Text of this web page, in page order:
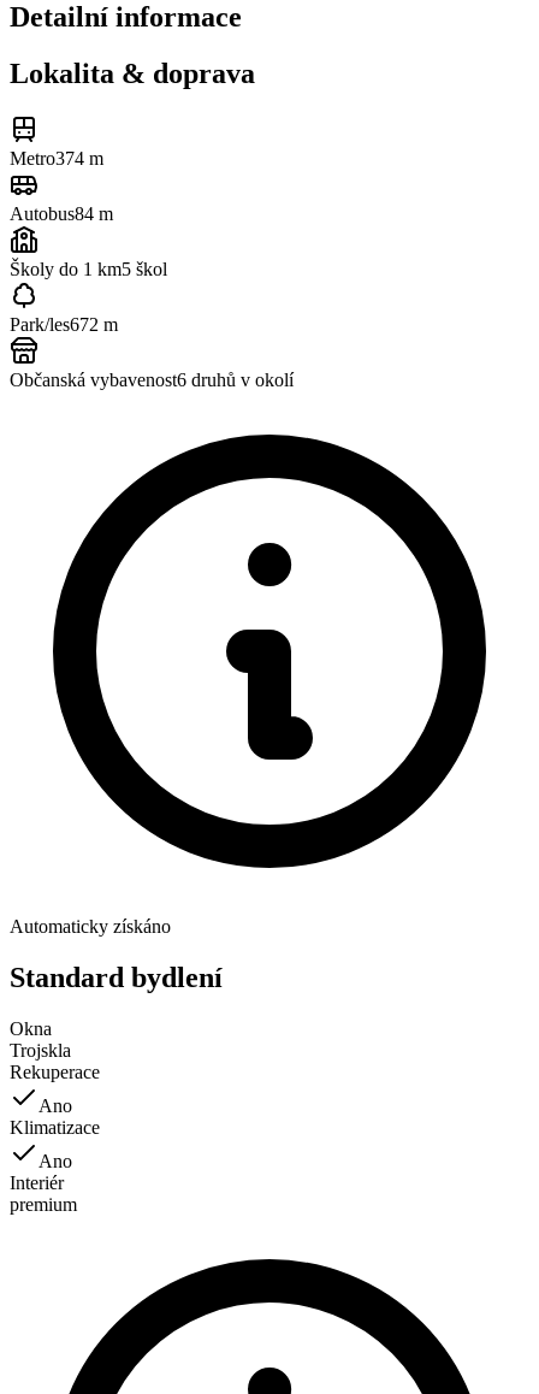
Detailní informace
Lokalita & doprava
Metro374 m
Autobus84 m
Školy do 1 km5 škol
Park/les672 m
Občanská vybavenost6 druhů v okolí
Automaticky získáno
Standard bydlení
Okna
Trojskla
Rekuperace
Ano
Klimatizace
Ano
Interiér
premium